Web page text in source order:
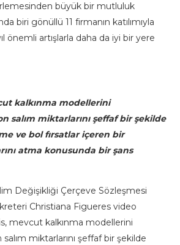
büyük bir mutluluk
biri gönüllü 11 firmanın katılımıyla
önemli artışlarla daha da iyi bir yere
kalkınma modellerini
salım miktarlarını şeffaf bir şekilde
ve bol fırsatlar içeren bir
atma konusunda bir şans
Değişikliği Çerçeve Sözleşmesi
Christiana Figueres video
mevcut kalkınma modellerini
miktarlarını şeffaf bir şekilde